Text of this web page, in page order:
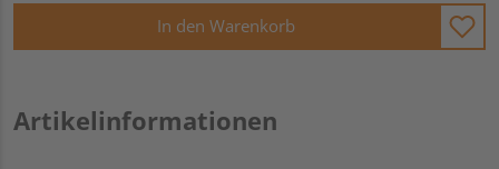
In den Warenkorb
Artikelinformationen